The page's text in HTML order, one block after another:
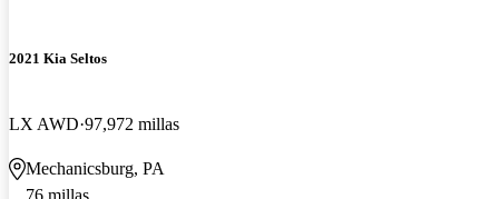
2021 Kia Seltos
LX AWD 97,972 millas
Mechanicsburg, PA